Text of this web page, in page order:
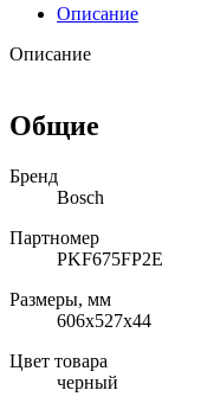
Описание
Описание
Общие
Бренд
Bosch
Партномер
PKF675FP2E
Размеры, мм
606х527х44
Цвет товара
черный